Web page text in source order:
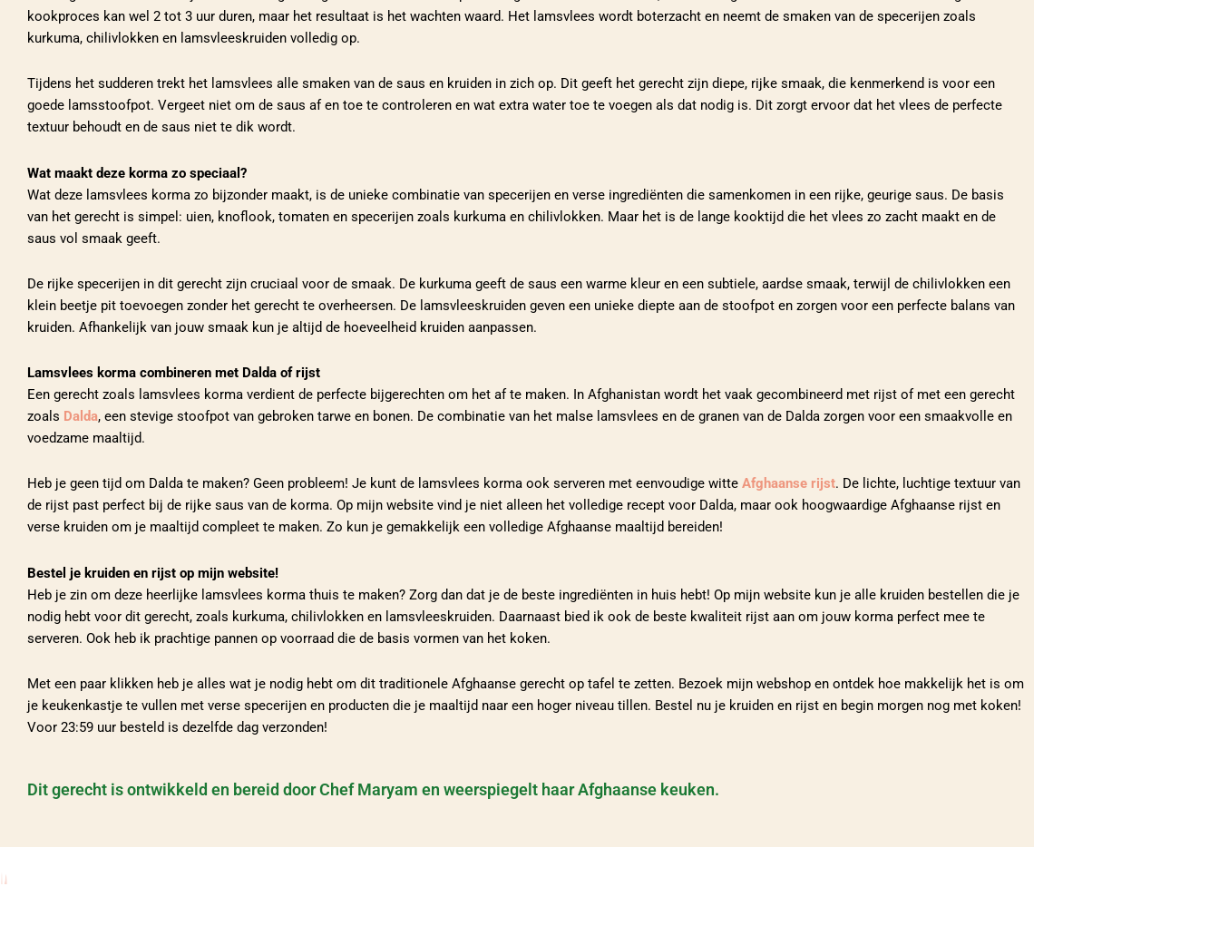
kookproces kan wel 2 tot 3 uur duren, maar het resultaat is het wachten waard. Het lamsvlees wordt boterzacht en neemt de smaken van de specerijen zoals
kurkuma, chilivlokken en lamsvleeskruiden volledig op.
Tijdens het sudderen trekt het lamsvlees alle smaken van de saus en kruiden in zich op. Dit geeft het gerecht zijn diepe, rijke smaak, die kenmerkend is voor een
goede lamsstoofpot. Vergeet niet om de saus af en toe te controleren en wat extra water toe te voegen als dat nodig is. Dit zorgt ervoor dat het vlees de perfecte
textuur behoudt en de saus niet te dik wordt.
Wat maakt deze korma zo speciaal?
Wat deze lamsvlees korma zo bijzonder maakt, is de unieke combinatie van specerijen en verse ingrediënten die samenkomen in een rijke, geurige saus. De basis
van het gerecht is simpel: uien, knoflook, tomaten en specerijen zoals kurkuma en chilivlokken. Maar het is de lange kooktijd die het vlees zo zacht maakt en de
saus vol smaak geeft.
De rijke specerijen in dit gerecht zijn cruciaal voor de smaak. De kurkuma geeft de saus een warme kleur en een subtiele, aardse smaak, terwijl de chilivlokken een
klein beetje pit toevoegen zonder het gerecht te overheersen. De lamsvleeskruiden geven een unieke diepte aan de stoofpot en zorgen voor een perfecte balans van
kruiden. Afhankelijk van jouw smaak kun je altijd de hoeveelheid kruiden aanpassen.
Lamsvlees korma combineren met Dalda of rijst
Een gerecht zoals lamsvlees korma verdient de perfecte bijgerechten om het af te maken. In Afghanistan wordt het vaak gecombineerd met rijst of met een gerecht
zoals Dalda, een stevige stoofpot van gebroken tarwe en bonen. De combinatie van het malse lamsvlees en de granen van de Dalda zorgen voor een smaakvolle en
voedzame maaltijd.
Heb je geen tijd om Dalda te maken? Geen probleem! Je kunt de lamsvlees korma ook serveren met eenvoudige witte Afghaanse rijst. De lichte, luchtige textuur van
de rijst past perfect bij de rijke saus van de korma. Op mijn website vind je niet alleen het volledige recept voor Dalda, maar ook hoogwaardige Afghaanse rijst en
verse kruiden om je maaltijd compleet te maken. Zo kun je gemakkelijk een volledige Afghaanse maaltijd bereiden!
Bestel je kruiden en rijst op mijn website!
Heb je zin om deze heerlijke lamsvlees korma thuis te maken? Zorg dan dat je de beste ingrediënten in huis hebt! Op mijn website kun je alle kruiden bestellen die je
nodig hebt voor dit gerecht, zoals kurkuma, chilivlokken en lamsvleeskruiden. Daarnaast bied ik ook de beste kwaliteit rijst aan om jouw korma perfect mee te
serveren. Ook heb ik prachtige pannen op voorraad die de basis vormen van het koken.
Met een paar klikken heb je alles wat je nodig hebt om dit traditionele Afghaanse gerecht op tafel te zetten. Bezoek mijn webshop en ontdek hoe makkelijk het is om
je keukenkastje te vullen met verse specerijen en producten die je maaltijd naar een hoger niveau tillen. Bestel nu je kruiden en rijst en begin morgen nog met koken!
Voor 23:59 uur besteld is dezelfde dag verzonden!
Dit gerecht is ontwikkeld en bereid door Chef Maryam en weerspiegelt haar Afghaanse keuken.